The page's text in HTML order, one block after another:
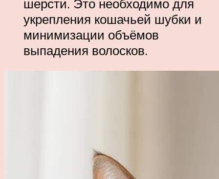
шерсти. Это необходимо для
укрепления кошачьей шубки и
минимизации объёмов
выпадения волосков.